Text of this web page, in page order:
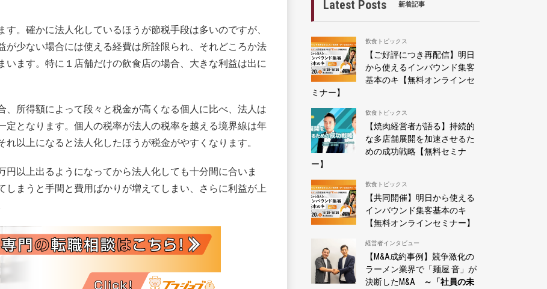
。確かに法人化しているほうが節税手段は多いのですが、
が少ない場合には使える経費は所詮限られ、それどころか法
います。特に１店舗だけの飲食店の場合、大きな利益は出に
、所得額によって段々と税金が高くなる個人に比べ、法人は
定となります。個人の税率が法人の税率を越える境界線は年
以上になると法人化したほうが税金がやすくなります。
以上出るようになってから法人化しても十分間に合いま
しまうと手間と費用ばかりが増えてしまい、さらに利益が上
Latest Posts 新着記事
飲食トピックス
【ご好評につき再配信】明日
から使えるインバウンド集客
基本のキ【無料オンラインセ
ミナー】
飲食トピックス
【焼肉経営者が語る】持続的
な多店舗展開を加速させるた
めの成功戦略【無料セミナ
ー】
飲食トピックス
【共同開催】明日から使える
インバウンド集客基本のキ
【無料オンラインセミナー】
経営者インタビュー
【M&A成約事例】競争激化の
ラーメン業界で「麺屋 音」が
決断したM&A
～「社員の未